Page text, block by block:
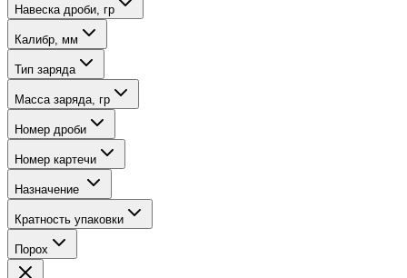
Навеска дроби, гр
Калибр, мм
Тип заряда
Масса заряда, гр
Номер дроби
Номер картечи
Назначение
Кратность упаковки
Порох